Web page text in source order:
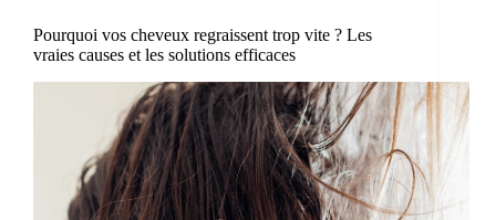
Pourquoi vos cheveux regraissent trop vite ? Les
vraies causes et les solutions efficaces